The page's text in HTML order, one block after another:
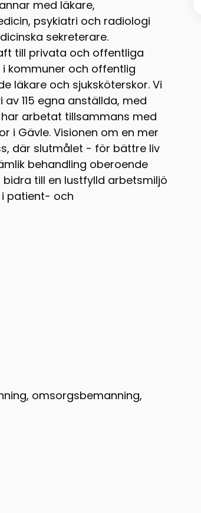
med läkare,
psykiatri och radiologi
sekreterare.
till privata och offentliga
kommuner och offentlig
läkare och sjuksköterskor. Vi
115 egna anställda, med
arbetat tillsammans med
i Gävle. Visionen om en mer
där slutmålet - för bättre liv
behandling oberoende
till en lustfylld arbetsmiljö
patient- och
omsorgsbemanning,